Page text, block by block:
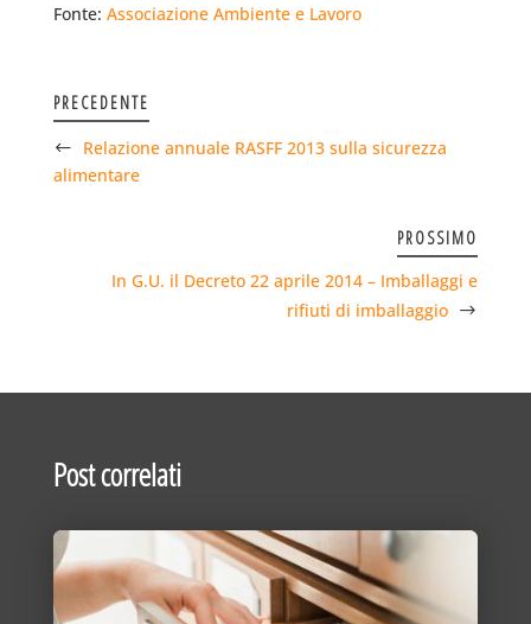
Fonte: Associazione Ambiente e Lavoro
PRECEDENTE
Relazione annuale RASFF 2013 sulla sicurezza
alimentare
PROSSIMO
In G.U. il Decreto 22 aprile 2014 – Imballaggi e
rifiuti di imballaggio
Post correlati